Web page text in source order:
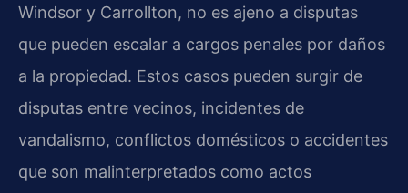
Windsor y Carrollton, no es ajeno a disputas
que pueden escalar a cargos penales por daños
a la propiedad. Estos casos pueden surgir de
disputas entre vecinos, incidentes de
vandalismo, conflictos domésticos o accidentes
que son malinterpretados como actos